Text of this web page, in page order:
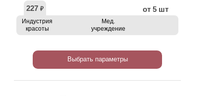
227 ₽ от 5 шт
Индустрия
красоты
Мед.
учреждение
Выбрать параметры